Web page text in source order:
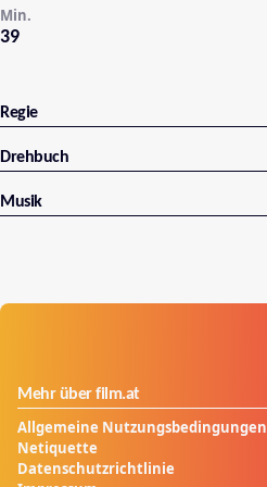
39
Min.
Regie
Drehbuch
Musik
Mehr über film.at
Allgemeine Nutzungsbedingungen
Netiquette
Datenschutzrichtlinie